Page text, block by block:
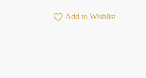
Add to Wishlist